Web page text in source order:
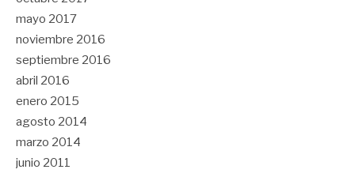
mayo 2017
noviembre 2016
septiembre 2016
abril 2016
enero 2015
agosto 2014
marzo 2014
junio 2011